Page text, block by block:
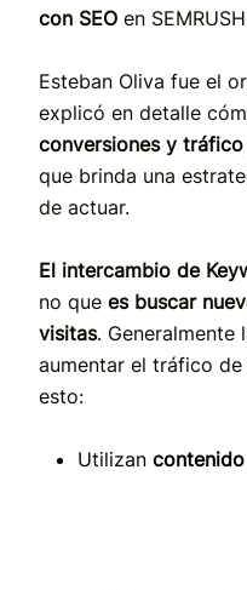
con SEO en
Esteban Oliva fue el
explicó en detalle
conversiones y tráfico
que brinda una
de actuar.
El intercambio de
no que es buscar
visitas. Generalmente
aumentar el tráfico
esto:
Utilizan